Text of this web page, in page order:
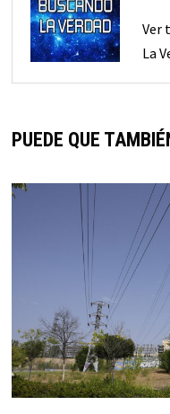
Ver
La
PUEDE QUE